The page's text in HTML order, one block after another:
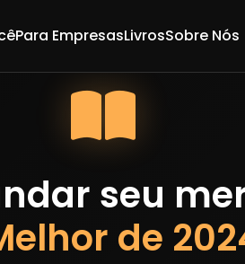
Para EmpresasLivrosSobre Nós
seu
de